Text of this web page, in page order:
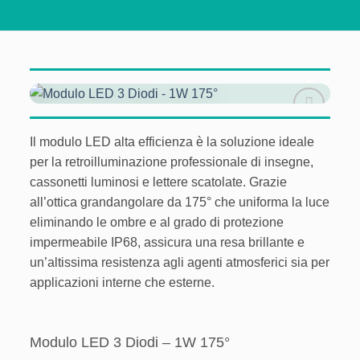
Aggiungi
alla lista
dei
desideri
Il modulo LED alta efficienza è la soluzione ideale
per la retroilluminazione professionale di insegne,
cassonetti luminosi e lettere scatolate. Grazie
all’ottica grandangolare da 175° che uniforma la luce
eliminando le ombre e al grado di protezione
impermeabile IP68, assicura una resa brillante e
un’altissima resistenza agli agenti atmosferici sia per
applicazioni interne che esterne.
Modulo LED 3 Diodi – 1W 175°